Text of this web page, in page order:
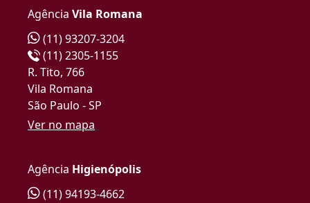
Agência Vila Romana
(11) 93207-3204
(11) 2305-1155
R. Tito, 766
Vila Romana
São Paulo - SP
Ver no mapa
Agência Higienópolis
(11) 94193-4662